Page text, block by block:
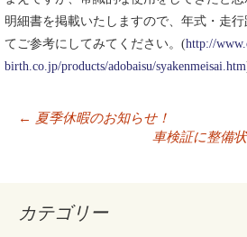
明細書を掲載いたしますので、年式・走
てご参考にしてみてください。(http://
birth.co.jp/products/adobaisu/syakenmeisai.htm
← 夏季休暇のお知らせ！
車検証に整備
カテゴリー